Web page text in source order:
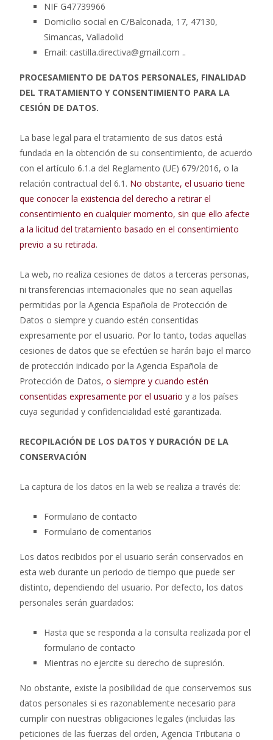
NIF G47739966
Domicilio social en C/Balconada, 17, 47130,
Simancas, Valladolid
Email: castilla.directiva@gmail.com ..
PROCESAMIENTO DE DATOS PERSONALES, FINALIDAD
DEL TRATAMIENTO Y CONSENTIMIENTO PARA LA
CESIÓN DE DATOS.
La base legal para el tratamiento de sus datos está
fundada en la obtención de su consentimiento, de acuerdo
con el artículo 6.1.a del Reglamento (UE) 679/2016, o la
relación contractual del 6.1. No obstante, el usuario tiene
que conocer la existencia del derecho a retirar el
consentimiento en cualquier momento, sin que ello afecte
a la licitud del tratamiento basado en el consentimiento
previo a su retirada.
La web, no realiza cesiones de datos a terceras personas,
ni transferencias internacionales que no sean aquellas
permitidas por la Agencia Española de Protección de
Datos o siempre y cuando estén consentidas
expresamente por el usuario. Por lo tanto, todas aquellas
cesiones de datos que se efectúen se harán bajo el marco
de protección indicado por la Agencia Española de
Protección de Datos, o siempre y cuando estén
consentidas expresamente por el usuario y a los países
cuya seguridad y confidencialidad esté garantizada.
RECOPILACIÓN DE LOS DATOS Y DURACIÓN DE LA
CONSERVACIÓN
La captura de los datos en la web se realiza a través de:
Formulario de contacto
Formulario de comentarios
Los datos recibidos por el usuario serán conservados en
esta web durante un periodo de tiempo que puede ser
distinto, dependiendo del usuario. Por defecto, los datos
personales serán guardados:
Hasta que se responda a la consulta realizada por el
formulario de contacto
Mientras no ejercite su derecho de supresión.
No obstante, existe la posibilidad de que conservemos sus
datos personales si es razonablemente necesario para
cumplir con nuestras obligaciones legales (incluidas las
peticiones de las fuerzas del orden, Agencia Tributaria o